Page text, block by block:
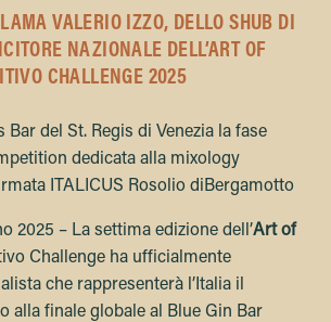
VALERIO IZZO, DELLO SHUB DI
NAZIONALE DELL’ART OF
CHALLENGE 2025
Bar del St. Regis di Venezia la fase
dedicata alla mixology
ITALICUS Rosolio diBergamotto
2025 – La settima edizione dell’Art of
Challenge ha ufficialmente
che rappresenterà l’Italia il
alla finale globale al Blue Gin Bar